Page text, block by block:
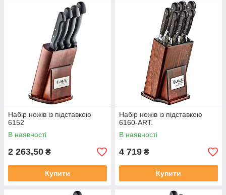
Набір ножів із підставкою
6152
В наявності
2 263,50 ₴
Купити
Набір ножів із підставкою
6160-ART.
В наявності
4 719 ₴
Купити